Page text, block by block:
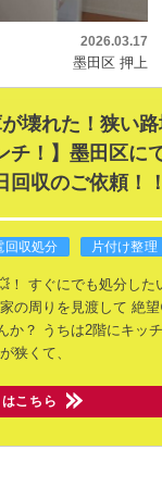
2026.03.17
墨田区 押上
が壊れた！狭い
チ！】墨田区に
回収のご依頼！！
回収処分 片付け整理
！
すぐにでも処分した
の周りを見渡して 絶
か？ うちは2階にキッ
狭くて、
こちら